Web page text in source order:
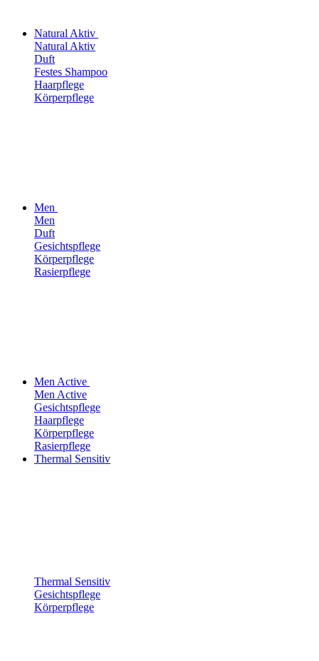
Natural Aktiv
Natural Aktiv
Duft
Festes Shampoo
Haarpflege
Körperpflege
Men
Men
Duft
Gesichtspflege
Körperpflege
Rasierpflege
Men Active
Men Active
Gesichtspflege
Haarpflege
Körperpflege
Rasierpflege
Thermal Sensitiv
Thermal Sensitiv
Gesichtspflege
Körperpflege